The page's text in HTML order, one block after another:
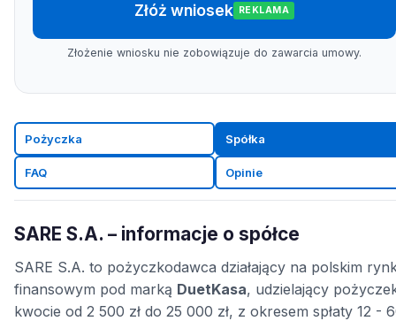
Złóż wniosek REKLAMA
Złożenie wniosku nie zobowiązuje do zawarcia umowy.
Pożyczka Spółka
FAQ Opinie
SARE S.A. – informacje o spółce
SARE S.A. to pożyczkodawca działający na polskim
finansowym pod marką DuetKasa, udzielający
kwocie od 2 500 zł do 25 000 zł, z okresem spłaty 12 -